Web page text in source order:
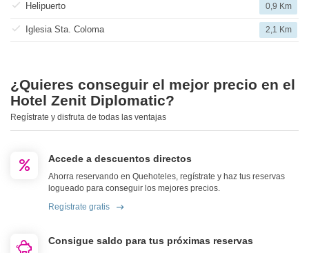
Helipuerto 0,9 Km
Iglesia Sta. Coloma 2,1 Km
¿Quieres conseguir el mejor precio en el
Hotel Zenit Diplomatic?
Regístrate y disfruta de todas las ventajas
Accede a descuentos directos
Ahorra reservando en Quehoteles, regístrate y haz tus reservas
logueado para conseguir los mejores precios.
Regístrate gratis
Consigue saldo para tus próximas reservas